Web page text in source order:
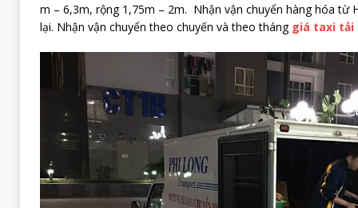
m – 6,3m, rộng 1,75m – 2m. Nhận vận chuyển hàng hóa từ
lại. Nhận vận chuyển theo chuyến và theo tháng giá taxi tải